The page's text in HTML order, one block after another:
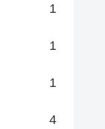
1
1
1
4